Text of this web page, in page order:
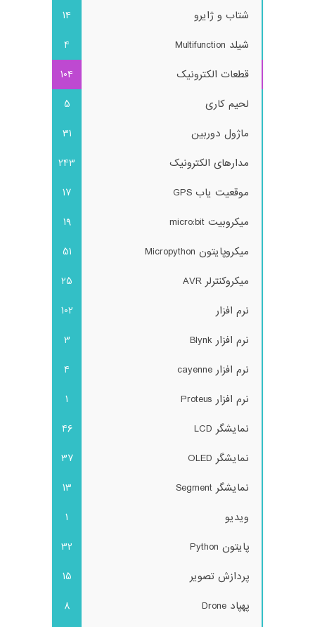
شتاب و ژایرو
14
شیلد Multifunction
4
قطعات الکترونیک
104
لحیم کاری
5
ماژول دوربین
31
مدارهای الکترونیک
243
موقعیت یاب GPS
17
میکروبیت micro:bit
19
میکروپایتون Micropython
51
میکروکنترلر AVR
25
نرم افزار
102
نرم افزار Blynk
3
نرم افزار cayenne
4
نرم افزار Proteus
1
نمایشگر LCD
46
نمایشگر OLED
37
نمایشگر Segment
13
ویدیو
1
پایتون Python
32
پردازش تصویر
15
پهپاد Drone
8